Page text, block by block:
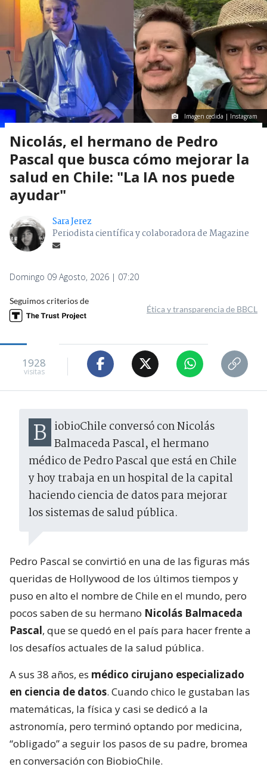
Imagen cedida | Instagram
Nicolás, el hermano de Pedro
Pascal que busca cómo mejorar la
salud en Chile: "La IA nos puede
ayudar"
Sara Jerez
Periodista científica y colaboradora de Magazine
Domingo 09 Agosto, 2026 | 07:20
Seguimos criterios de
Ética y transparencia de BBCL
1928
visitas
BiobioChile conversó con Nicolás Balmaceda Pascal, el hermano
médico de Pedro Pascal que está en Chile
y hoy trabaja en un hospital de la capital
haciendo ciencia de datos para mejorar
los sistemas de salud pública.
Pedro Pascal se convirtió en una de las figuras más
queridas de Hollywood de los últimos tiempos y
puso en alto el nombre de Chile en el mundo, pero
pocos saben de su hermano Nicolás Balmaceda
Pascal, que se quedó en el país para hacer frente a
los desafíos actuales de la salud pública.
A sus 38 años, es médico cirujano especializado
en ciencia de datos. Cuando chico le gustaban las
matemáticas, la física y casi se dedicó a la
astronomía, pero terminó optando por medicina,
“obligado” a seguir los pasos de su padre, bromea
en conversación con BiobioChile.